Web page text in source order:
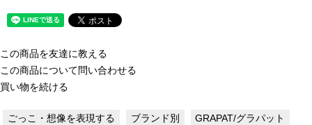
この商品を友達に教える
この商品について問い合わせる
買い物を続ける
ごっこ・想像を表現する ブランド別 GRAPAT/グラパット